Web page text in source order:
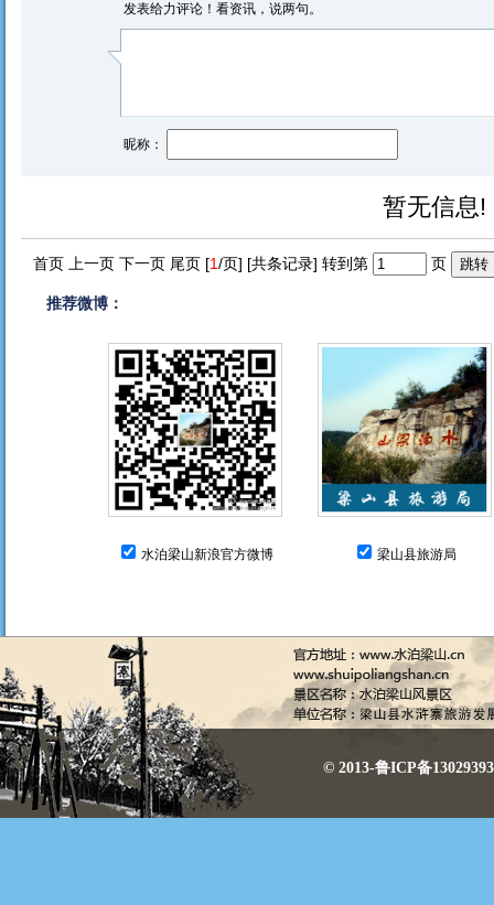
发表给力评论！看资讯，说两句。
昵称：
暂无信息!
首页 上一页 下一页 尾页 [1/页] [共条记录] 转到第 页
推荐微博：
水泊梁山新浪官方微博 梁山县旅游局
© 2013-鲁ICP备